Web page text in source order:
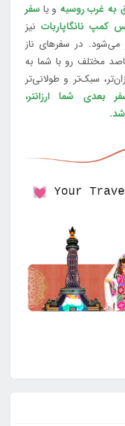
به غرب روسیه و یا سفر
کمپ نانگاپاربات نیز
می‌شود. در سفرهای ناز
مختلف رو با شما به
سبک‌تر و طولانی‌تر
شما ارزانتر،